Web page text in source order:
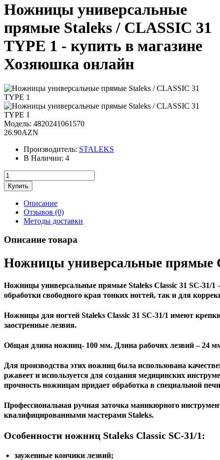
Ножницы универсальные
прямые Staleks / CLASSIC 31
TYPE 1 - купить в магазине
Хозяюшка онлайн
Модель: 4820241061570
26.90AZN
Производитель: STALEKS
В Наличии: 4
Описание
Отзывов (0)
Методы доставки
Описание товара
Ножницы универсальные прямые
Ножницы универсальные прямые Staleks Classic 31 SC-31/1
обработки свободного края тонких ногтей, так и для
Ножницы для ногтей Staleks Classic 31 SC-31/1 имеют
заостренные лезвия.
Общая длина ножниц- 100 мм. Длина рабочих лезвий – 24
Для производства этих ножниц была использована
ржавеет и используется для создания медицинских
прочность ножницам придает обработка в специальной
Профессиональная ручная заточка маникюрного
квалифицированными мастерами Staleks.
Особенности ножниц Staleks Classic SC-31/1:
зауженные кончики лезвий;